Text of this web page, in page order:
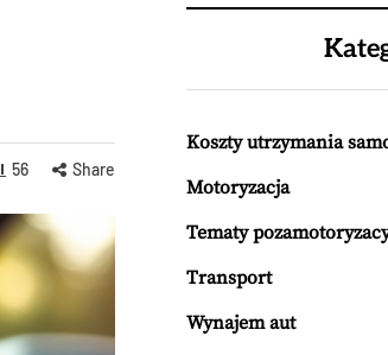
56 Share
Koszty utrzymania
Motoryzacja
Tematy
Transport
Wynajem aut